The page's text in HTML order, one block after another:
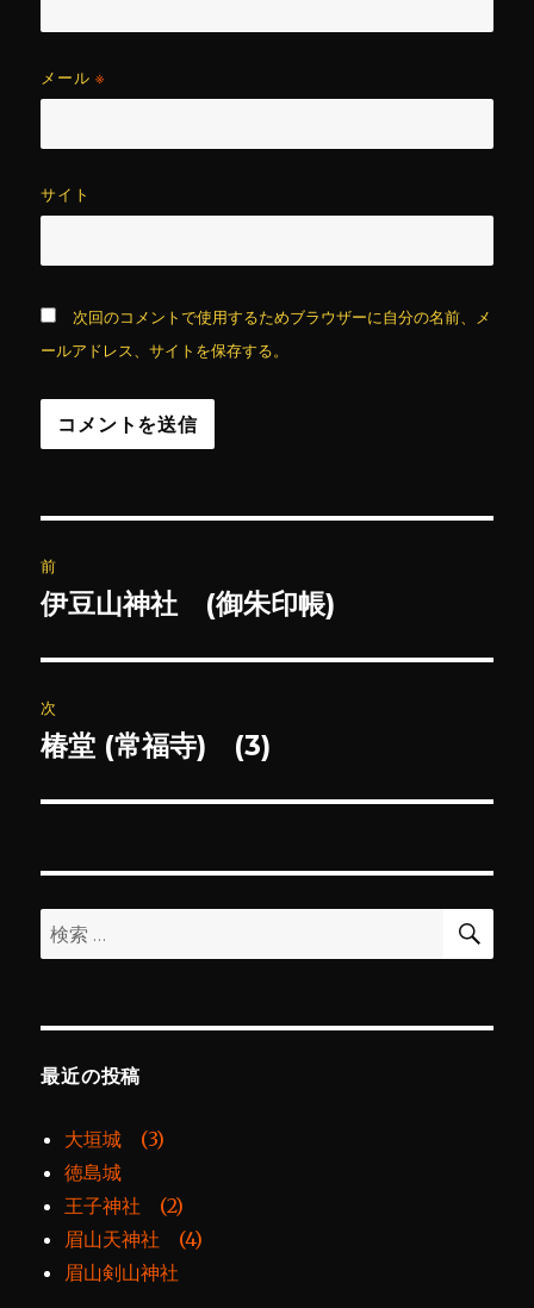
メール※
サイト
次回のコメントで使用するためブラウザーに自分の名前、メ
ールアドレス、サイトを保存する。
稿
ビ
ゲ
ー
ン
前
前
投
稿:
伊豆山神社 (御朱印帳)
次
次
投
椿堂 (常福寺) (3)
検
索:
検
最近の投稿
大垣城 (3)
徳島城
王子神社 (2)
眉山天神社 (4)
眉山剣山神社